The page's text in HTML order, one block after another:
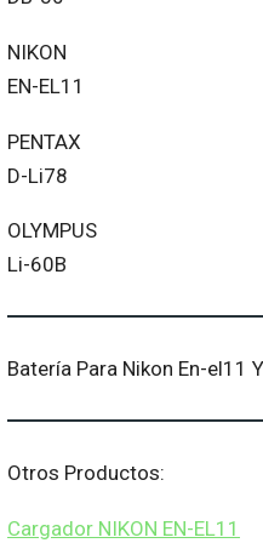
NIKON
EN-EL11
PENTAX
D-Li78
OLYMPUS
Li-60B
Batería Para Nikon En-el11
Otros Productos:
Cargador NIKON EN-EL11